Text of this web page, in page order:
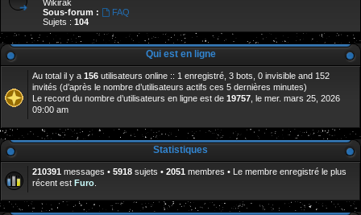
Wikirak
Sous-forum :
FAQ
Sujets : 104
Qui est en ligne
Au total il y a 156 utilisateurs online :: 1 enregistré, 3 bots, 0 invisible and 152
invités (d’après le nombre d’utilisateurs actifs ces 5 dernières minutes)
Le record du nombre d’utilisateurs en ligne est de 19757 , le mer. mars 25, 2026
09:00 am
Statistiques
210391 messages • 5918 sujets • 2051 membres • Le membre enregistré le plus
récent est Furo